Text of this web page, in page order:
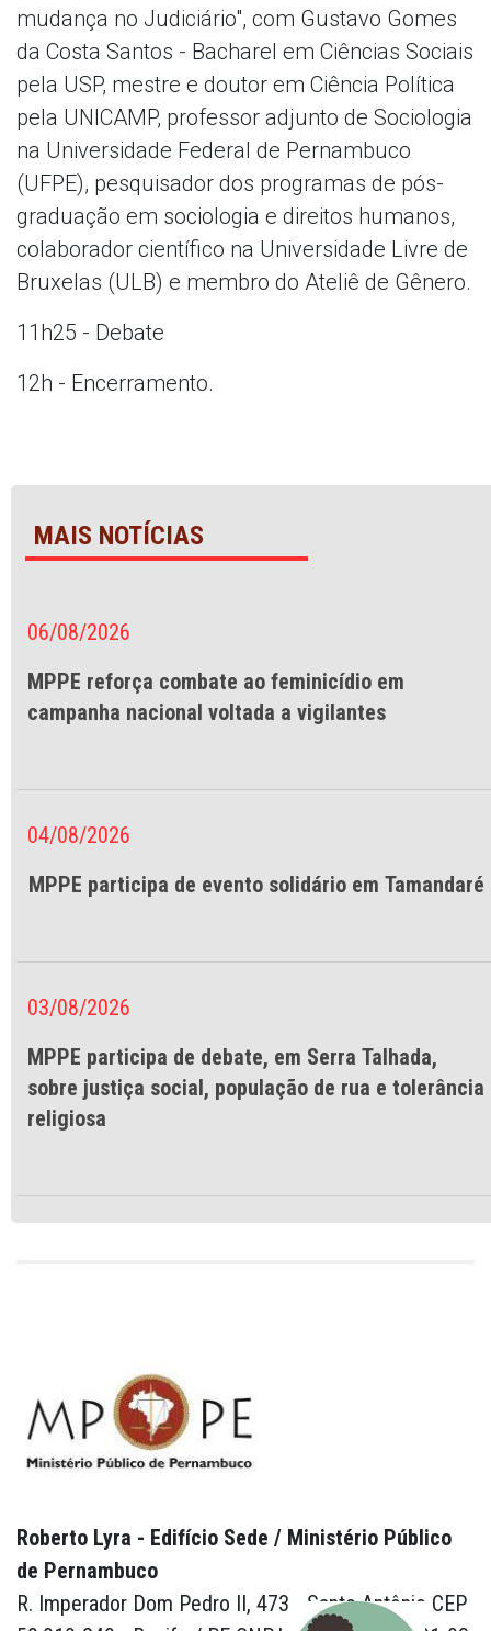
mudança no Judiciário", com Gustavo Gomes
da Costa Santos - Bacharel em Ciências Sociais
pela USP, mestre e doutor em Ciência Política
pela UNICAMP, professor adjunto de Sociologia
na Universidade Federal de Pernambuco
(UFPE), pesquisador dos programas de pós-
graduação em sociologia e direitos humanos,
colaborador científico na Universidade Livre de
Bruxelas (ULB) e membro do Ateliê de Gênero.
11h25 - Debate
12h - Encerramento.
MAIS NOTÍCIAS
06/08/2026
MPPE reforça combate ao feminicídio em
campanha nacional voltada a vigilantes
04/08/2026
MPPE participa de evento solidário em Tamandaré
03/08/2026
MPPE participa de debate, em Serra Talhada,
sobre justiça social, população de rua e tolerância
religiosa
Roberto Lyra - Edifício Sede / Ministério Público
de Pernambuco
R. Imperador Dom Pedro II, 473 - Santo Antônio CEP